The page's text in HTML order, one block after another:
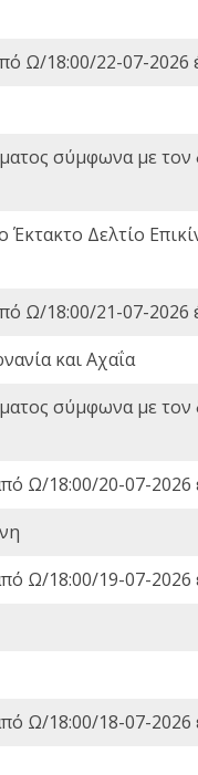
Ω/18:00/22-07-
σύμφωνα με
Δελτίο
Ω/18:00/21-07-
και Αχαΐα
σύμφωνα με
Ω/18:00/20-07-
Ω/18:00/19-07-
Ω/18:00/18-07-